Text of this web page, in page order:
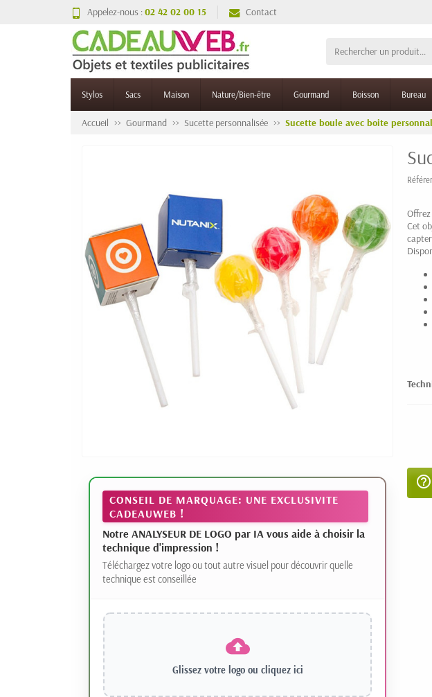
Appelez-nous :02 42 02 00 15 Contact
Stylos Sacs Maison Nature/Bien-être Gourmand Boisson Bureau
Accueil Gourmand Sucette personnalisée Sucette boule avec boite
CONSEIL DE MARQUAGE: UNE EXCLUSIVITE
CADEAUWEB !
Notre ANALYSEUR DE LOGO par IA vous aide à choisir la
technique d'impression !
Téléchargez votre logo ou tout autre visuel pour découvrir quelle
technique est conseillée
Glissez votre logo ou cliquez ici
Cet
help_outline